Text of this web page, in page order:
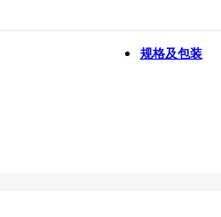
规格及包装